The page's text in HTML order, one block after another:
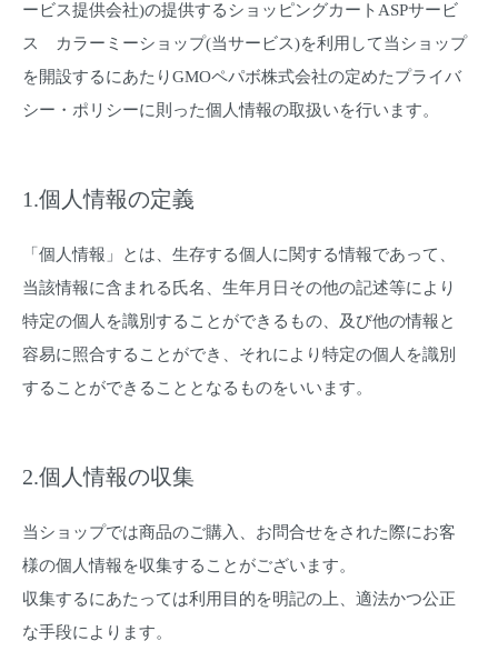
ービス提供会社)の提供するショッピングカートASPサービ
ス
カラーミーショップ(当サービス)を利用して当ショップ
を開設するにあたりGMOペパボ株式会社の定めたプライバ
シー・ポリシーに則った個人情報の取扱いを行います。
1.個人情報の定義
「個人情報」とは、生存する個人に関する情報であって、
当該情報に含まれる氏名、生年月日その他の記述等により
特定の個人を識別することができるもの、及び他の情報と
容易に照合することができ、それにより特定の個人を識別
することができることとなるものをいいます。
2.個人情報の収集
当ショップでは商品のご購入、お問合せをされた際にお客
様の個人情報を収集することがございます。
収集するにあたっては利用目的を明記の上、適法かつ公正
な手段によります。